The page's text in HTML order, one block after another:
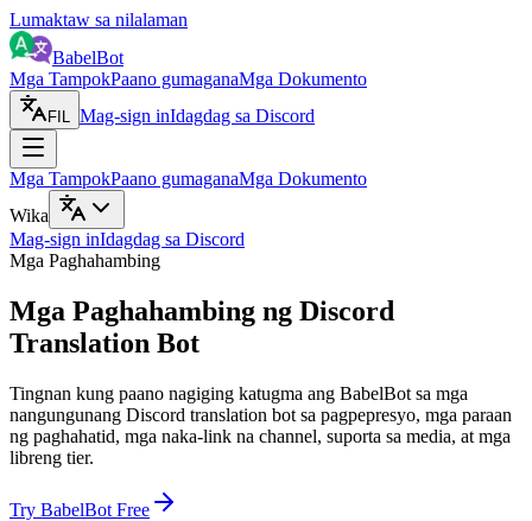
Lumaktaw sa nilalaman
BabelBot
Mga TampokPaano gumaganaMga Dokumento
FIL Mag-sign inIdagdag sa Discord
Mga TampokPaano gumaganaMga Dokumento
Wika
Mag-sign inIdagdag sa Discord
Mga Paghahambing
Mga Paghahambing ng Discord
Translation Bot
Tingnan kung paano nagiging katugma ang BabelBot sa mga
nangungunang Discord translation bot sa pagpepresyo, mga paraan
ng paghahatid, mga naka-link na channel, suporta sa media, at mga
libreng tier.
Try BabelBot Free